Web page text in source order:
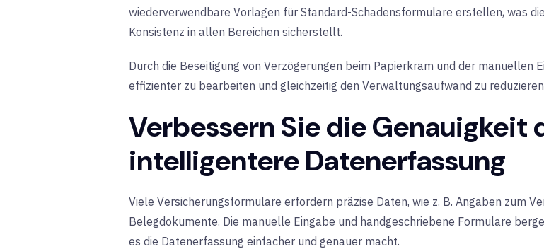
wiederverwendbare Vorlagen für Standard-Schadensformulare erstellen, was
Konsistenz in allen Bereichen sicherstellt.
Durch die Beseitigung von Verzögerungen beim Papierkram und der manuellen
effizienter zu bearbeiten und gleichzeitig den Verwaltungsaufwand zu
Verbessern Sie die Genauigkeit
intelligentere Datenerfassung
Viele Versicherungsformulare erfordern präzise Daten, wie z. B. Angaben zum
Belegdokumente. Die manuelle Eingabe und handgeschriebene Formulare
es die Datenerfassung einfacher und genauer macht.